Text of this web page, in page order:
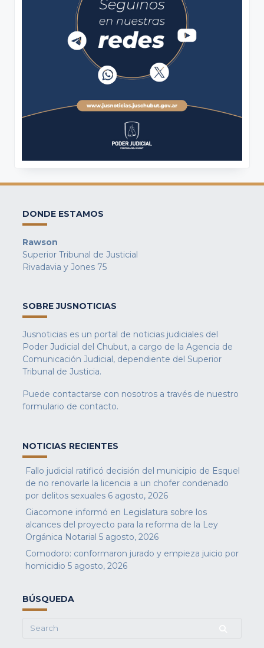
DONDE ESTAMOS
Rawson
Superior Tribunal de Justicial
Rivadavia y Jones 75
SOBRE JUSNOTICIAS
Jusnoticias es un portal de noticias judiciales del
Poder Judicial del Chubut, a cargo de la Agencia de
Comunicación Judicial, dependiente del Superior
Tribunal de Justicia.
Puede contactarse con nosotros a través de nuestro
formulario de contacto.
NOTICIAS RECIENTES
Fallo judicial ratificó decisión del municipio de Esquel
de no renovarle la licencia a un chofer condenado
por delitos sexuales 6 agosto, 2026
Giacomone informó en Legislatura sobre los
alcances del proyecto para la reforma de la Ley
Orgánica Notarial 5 agosto, 2026
Comodoro: conformaron jurado y empieza juicio por
homicidio 5 agosto, 2026
BÚSQUEDA
Search